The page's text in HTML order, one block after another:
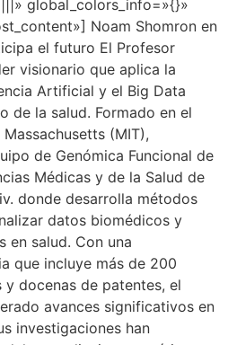
global_colors_info=»{}»
Noam Shomron en
el futuro El Profesor
visionario que aplica la
Artificial y el Big Data
de la salud. Formado en el
(MIT),
de Genómica Funcional de
Médicas y de la Salud de
donde desarrolla métodos
datos biomédicos y
en salud. Con una
que incluye más de 200
docenas de patentes, el
avances significativos en
investigaciones han